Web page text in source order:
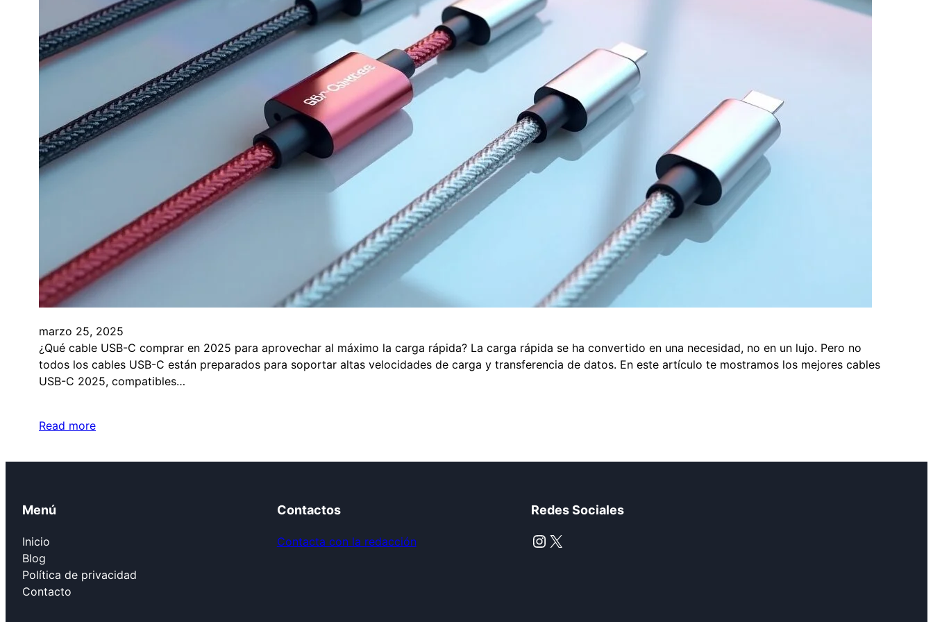
marzo 25, 2025
¿Qué cable USB-C comprar en 2025 para aprovechar al máximo la carga rápida? La carga rápida se ha convertido en una necesidad, no en un lujo. Pero no
todos los cables USB-C están preparados para soportar altas velocidades de carga y transferencia de datos. En este artículo te mostramos los mejores cables
USB-C 2025, compatibles…
Read more
Menú
Inicio
Blog
Política de privacidad
Contacto
Contactos
Contacta con la redacción
Redes Sociales
Instagram X